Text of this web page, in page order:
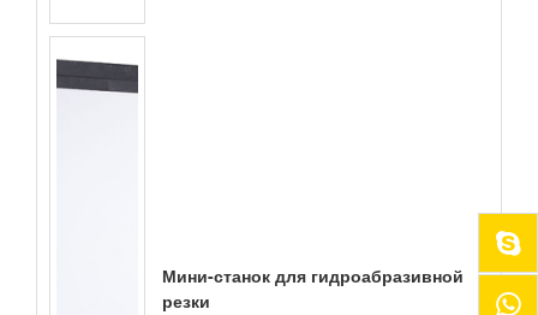
Мини-станок для гидроабразивной
резки